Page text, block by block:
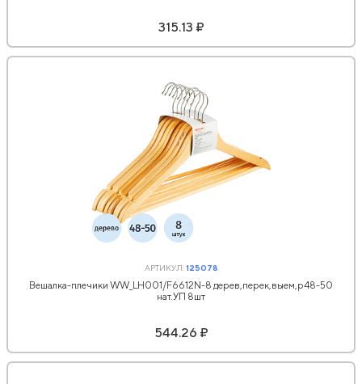
315.13 ₽
АРТИКУЛ:125078
Вешалка-плечики WW_LH001/F6612N-8 дерев,перек,выем,р48-50
нат.УП 8шт
544.26 ₽